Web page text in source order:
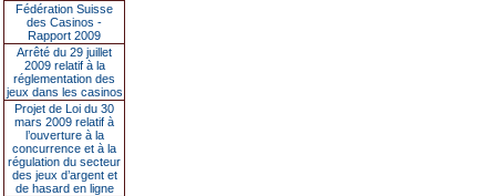
Fédération Suisse
des Casinos -
Rapport 2009
Arrêté du 29 juillet
2009 relatif à la
réglementation des
jeux dans les casinos
Projet de Loi du 30
mars 2009 relatif à
l’ouverture à la
concurrence et à la
régulation du secteur
des jeux d’argent et
de hasard en ligne